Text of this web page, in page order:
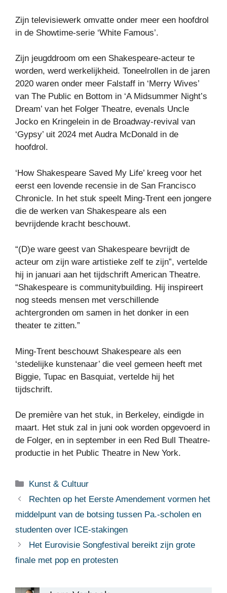
Zijn televisiewerk omvatte onder meer een hoofdrol
in de Showtime-serie ‘White Famous’.
Zijn jeugddroom om een ​​Shakespeare-acteur te
worden, werd werkelijkheid. Toneelrollen in de jaren
2020 waren onder meer Falstaff in ‘Merry Wives’
van The Public en Bottom in ‘A Midsummer Night’s
Dream’ van het Folger Theatre, evenals Uncle
Jocko en Kringelein in de Broadway-revival van
‘Gypsy’ uit 2024 met Audra McDonald in de
hoofdrol.
‘How Shakespeare Saved My Life’ kreeg voor het
eerst een lovende recensie in de San Francisco
Chronicle. In het stuk speelt Ming-Trent een jongere
die de werken van Shakespeare als een
bevrijdende kracht beschouwt.
“(D)e ware geest van Shakespeare bevrijdt de
acteur om zijn ware artistieke zelf te zijn”, vertelde
hij in januari aan het tijdschrift American Theatre.
“Shakespeare is communitybuilding. Hij inspireert
nog steeds mensen met verschillende
achtergronden om samen in het donker in een
theater te zitten.”
Ming-Trent beschouwt Shakespeare als een
‘stedelijke kunstenaar’ die veel gemeen heeft met
Biggie, Tupac en Basquiat, vertelde hij het
tijdschrift.
De première van het stuk, in Berkeley, eindigde in
maart. Het stuk zal in juni ook worden opgevoerd in
de Folger, en in september in een Red Bull Theatre-
productie in het Public Theatre in New York.
Categorieën
Kunst & Cultuur
Rechten op het Eerste Amendement vormen het
middelpunt van de botsing tussen Pa.-scholen en
studenten over ICE-stakingen
Het Eurovisie Songfestival bereikt zijn grote
finale met pop en protesten